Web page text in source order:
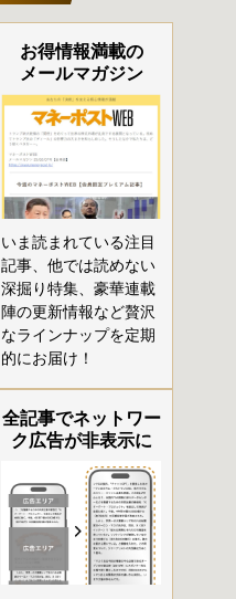
お得情報満載の
メールマガジン
いま読まれている注目
記事、他では読めない
深掘り特集、豪華連載
陣の更新情報など贅沢
なラインナップを定期
的にお届け！
全記事でネットワー
ク広告が非表示に